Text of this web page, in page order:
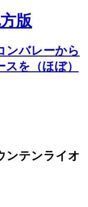
版
ンバレーから
を（ほぼ）
ンテンライオ